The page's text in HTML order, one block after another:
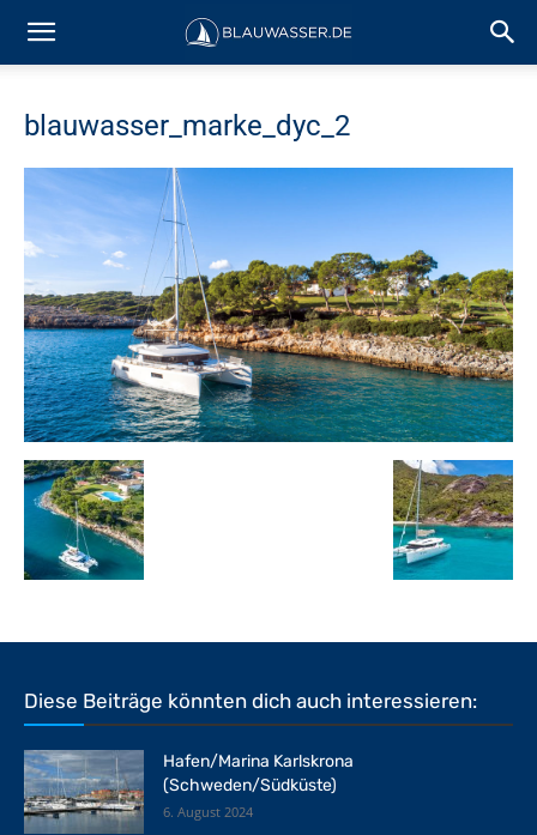
blauwasser_marke_dyc_2
Diese Beiträge könnten dich auch interessieren:
Hafen/Marina Karlskrona
(Schweden/Südküste)
6. August 2024